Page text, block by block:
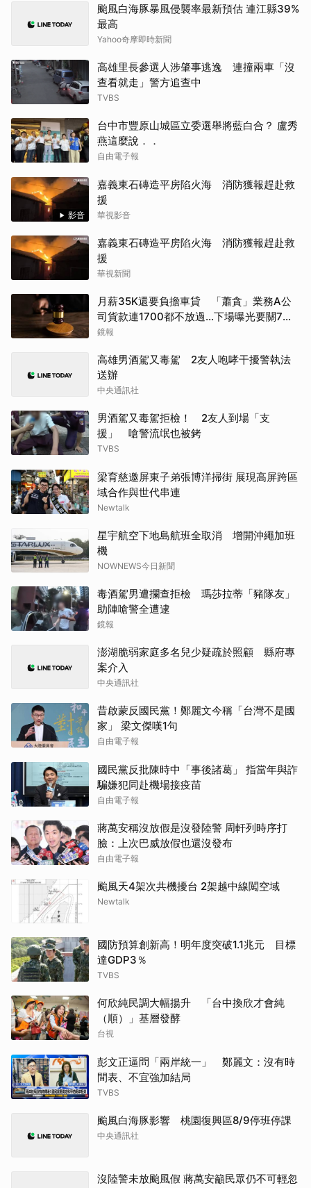
颱風白海豚暴風侵襲率最新預估 連江縣39%
最高
Yahoo奇摩即時新聞
高雄里長參選人涉肇事逃逸 連撞兩車「沒
查看就走」警方追查中
TVBS
台中市豐原山城區立委選舉將藍白合？ 盧秀
燕這麼說．．
自由電子報
影音
嘉義東石磚造平房陷火海 消防獲報趕赴救
援
華視影音
嘉義東石磚造平房陷火海 消防獲報趕赴救
援
華視新聞
月薪35K還要負擔車貸 「蕭貪」業務A公
司貨款連1700都不放過...下場曝光要關7個
月
鏡報
高雄男酒駕又毒駕 2友人咆哮干擾警執法
送辦
中央通訊社
男酒駕又毒駕拒檢！ 2友人到場「支
援」 嗆警流氓也被銬
TVBS
梁育慈邀屏東子弟張博洋掃街 展現高屏跨區
域合作與世代串連
Newtalk
星宇航空下地島航班全取消 增開沖繩加班
機
NOWNEWS今日新聞
毒酒駕男遭攔查拒檢 瑪莎拉蒂「豬隊友」
助陣嗆警全遭逮
鏡報
澎湖脆弱家庭多名兒少疑疏於照顧 縣府專
案介入
中央通訊社
昔啟蒙反國民黨！鄭麗文今稱「台灣不是國
家」 梁文傑嘆1句
自由電子報
國民黨反批陳時中「事後諸葛」 指當年與詐
騙嫌犯同赴機場接疫苗
自由電子報
蔣萬安稱沒放假是沒發陸警 周軒列時序打
臉：上次巴威放假也還沒發布
自由電子報
颱風天4架次共機擾台 2架越中線闖空域
Newtalk
國防預算創新高！明年度突破1.1兆元 目標
達GDP3％
TVBS
何欣純民調大幅揚升 「台中換欣才會純
（順）」基層發酵
台視
彭文正逼問「兩岸統一」 鄭麗文：沒有時
間表、不宜強加結局
TVBS
颱風白海豚影響 桃園復興區8/9停班停課
中央通訊社
沒陸警未放颱風假 蔣萬安籲民眾仍不可輕忽